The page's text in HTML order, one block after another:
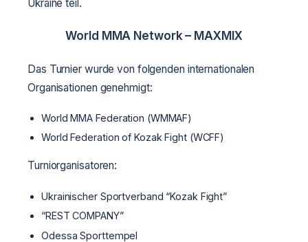
Ukraine teil.
World MMA Network – MAXMIX
Das Turnier wurde von folgenden internationalen
Organisationen genehmigt:
World MMA Federation (WMMAF)
World Federation of Kozak Fight (WCFF)
Turniorganisatoren:
Ukrainischer Sportverband “Kozak Fight”
“REST COMPANY”
Odessa Sporttempel